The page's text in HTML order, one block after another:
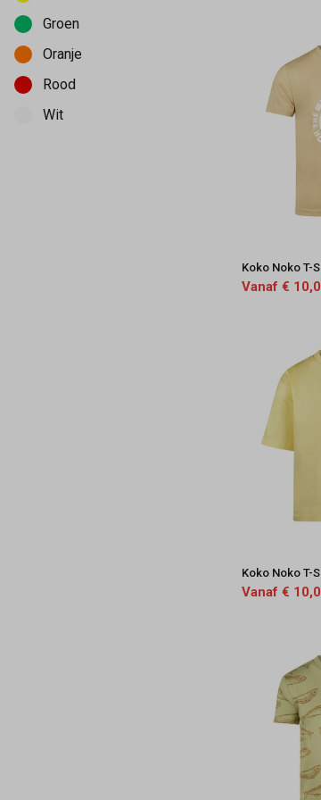
Groen
Oranje
Rood
Wit
Koko Noko T-
Vanaf €
Koko Noko T-
Vanaf €